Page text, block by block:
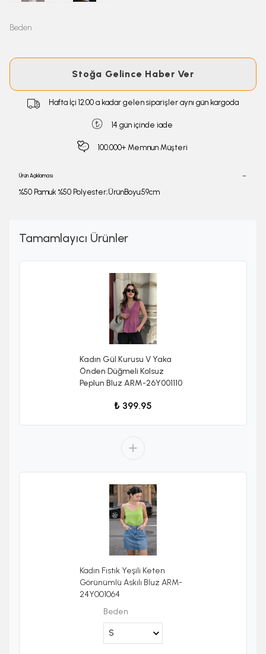
Beden
Stoğa Gelince Haber Ver
Hafta İçi 12:00 a kadar gelen siparişler aynı gün kargoda
14 gün içinde iade
100.000+ Memnun Müşteri
Ürün Açıklaması
%50 Pamuk %50 Polyester;ÜrünBoyu:59cm
Tamamlayıcı Ürünler
Kadın Gül Kurusu V Yaka
Önden Düğmeli Kolsuz
Peplun Bluz ARM-26Y001110
₺ 399.95
Kadın Fıstık Yeşili Keten
Görünümlü Askılı Bluz ARM-
24Y001064
Beden